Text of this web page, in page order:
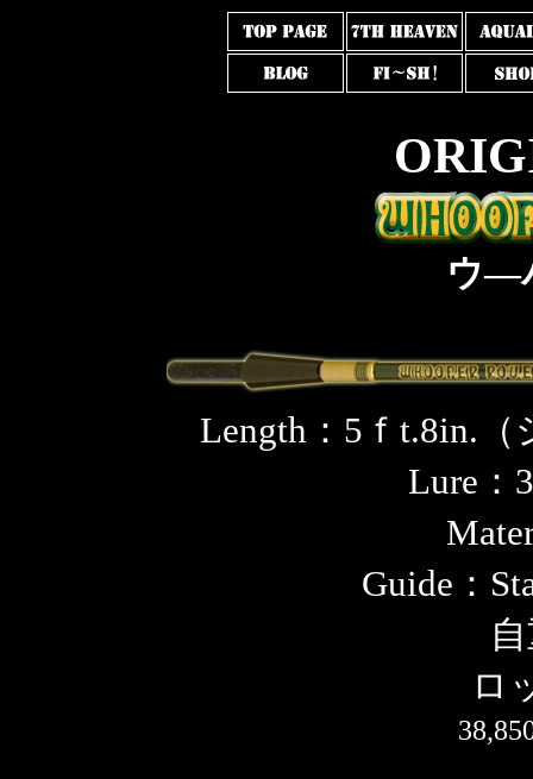
ウ―
Length：5ｆt.8in.
Lure：
Guide：
ロ